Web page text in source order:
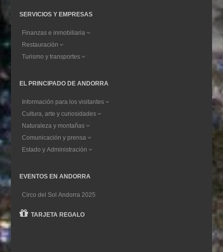
SERVICIOS Y EMPRESAS
Finanzas e inmobiliaria
Restauración
Turismo y transportes
EL PRINCIPADO DE ANDORRA
Información para los visitantes
Cultura, arte y curiosidades
Naturaleza y montañas
Comunicación y prensa
Estado y Administración
EVENTOS EN ANDORRA
Circo del Sol Andorra 2025
TARJETA REGALO